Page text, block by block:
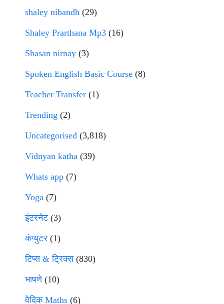
shaley nibandh (29)
Shaley Prarthana Mp3 (16)
Shasan nirnay (3)
Spoken English Basic Course (8)
Teacher Transfer (1)
Trending (2)
Uncategorised (3,818)
Vidnyan katha (39)
Whats app (7)
Yoga (7)
इंटरनेट(3)
कंप्युटर (1)
टिप्स & ट्रिक्स(830)
भाषणे(10)
वेदिक Maths (6)